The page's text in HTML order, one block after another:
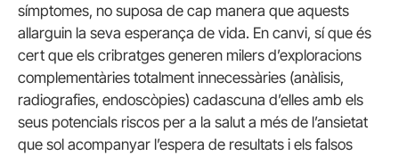
símptomes, no suposa de cap manera que aquests
allarguin la seva esperança de vida. En canvi, sí que és
cert que els cribratges generen milers d’exploracions
complementàries totalment innecessàries (anàlisis,
radiografies, endoscòpies) cadascuna d’elles amb els
seus potencials riscos per a la salut a més de l’ansietat
que sol acompanyar l’espera de resultats i els falsos